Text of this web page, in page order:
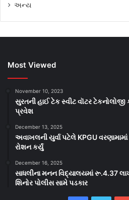
અન્ય
Most Viewed
November 10, 2023
સુરતની હાઈ ટેક સ્વીટ વૉટર ટેકનોલોજી
પ્રવેશ
December 13, 2025
અવાખલની યુર્વા પટેલે KPGU
રોશન કર્યું
December 16, 2025
સાધલીના મનન વિદ્યાલયમાં રૂ.4.37
શિનોર પોલીસ સામે પડકાર